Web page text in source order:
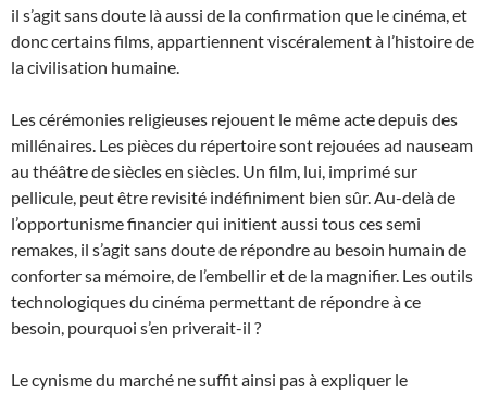
il s’agit sans doute là aussi de la confirmation que le cinéma, et
donc certains films, appartiennent viscéralement à l’histoire de
la civilisation humaine.
Les cérémonies religieuses rejouent le même acte depuis des
millénaires. Les pièces du répertoire sont rejouées ad nauseam
au théâtre de siècles en siècles. Un film, lui, imprimé sur
pellicule, peut être revisité indéfiniment bien sûr. Au-delà de
l’opportunisme financier qui initient aussi tous ces semi
remakes, il s’agit sans doute de répondre au besoin humain de
conforter sa mémoire, de l’embellir et de la magnifier. Les outils
technologiques du cinéma permettant de répondre à ce
besoin, pourquoi s’en priverait-il ?
Le cynisme du marché ne suffit ainsi pas à expliquer le